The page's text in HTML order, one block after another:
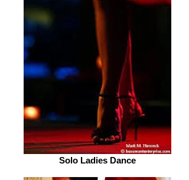
Solo Ladies Dance